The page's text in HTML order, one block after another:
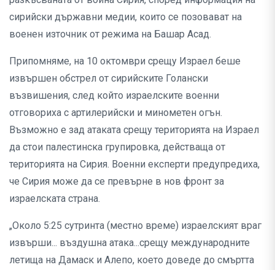
сирийски държавни медии, които се позовават на
военен източник от режима на Башар Асад.
Припомняме, на 10 октомври срещу Израел беше
извършен обстрел от сирийските Голански
възвишения, след който израелските военни
отговориха с артилерийски и минометен огън.
Възможно е зад атаката срещу територията на Израел
да стои палестинска групировка, действаща от
територията на Сирия. Военни експерти предупредиха,
че Сирия може да се превърне в нов фронт за
израелската страна.
„Около 5:25 сутринта (местно време) израелският враг
извърши... въздушна атака...срещу международните
летища на Дамаск и Алепо, което доведе до смъртта